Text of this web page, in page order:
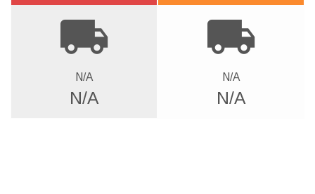
local_shipping
N/A
N/A
local_shipping
N/A
N/A